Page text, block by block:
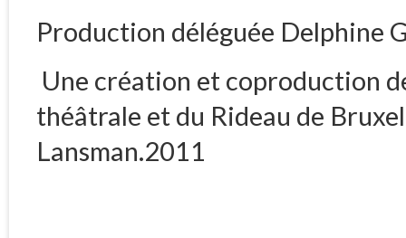
Production déléguée Delphine
Une création et coproduction
théâtrale et du Rideau de
Lansman.2011